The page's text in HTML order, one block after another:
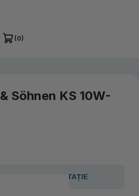
(0)
Söhnen KS 10W-
OBȚINE CONSULTAȚIE